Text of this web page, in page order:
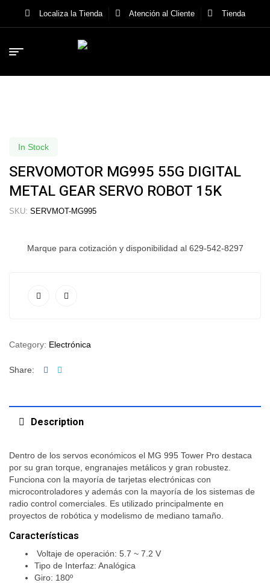
Localiza la Tienda Atención al Cliente Tienda
In Stock
SERVOMOTOR MG995 55G DIGITAL
METAL GEAR SERVO ROBOT 15K
SKU: SERVMOT-MG995
Marque para cotización y disponibilidad al 629-542-8297
Category: Electrónica
Share: Facebook
Description
Dentro de los servos económicos el MG 995 Tower Pro destaca
por su gran torque, engranajes metálicos y gran robustez.
Funciona con la mayoría de tarjetas electrónicas con
microcontroladores y además con la mayoría de los sistemas de
radio control comerciales. Es utilizado principalmente en
proyectos de robótica y modelismo de mediano tamaño.
Características
Voltaje de operación: 5.7 ~ 7.2 V
Tipo de Interfaz: Analógica
Giro: 180º